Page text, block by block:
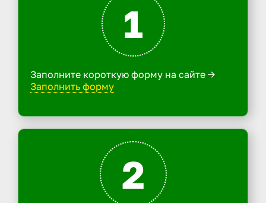
1
Заполните короткую форму на сайте ->
Заполнить форму
2